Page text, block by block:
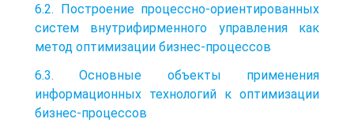
6.2. Построение процессно-ориентированных
систем внутрифирменного управления как
метод оптимизации бизнес-процессов
6.3. Основные объекты применения
информационных технологий к оптимизации
бизнес-процессов